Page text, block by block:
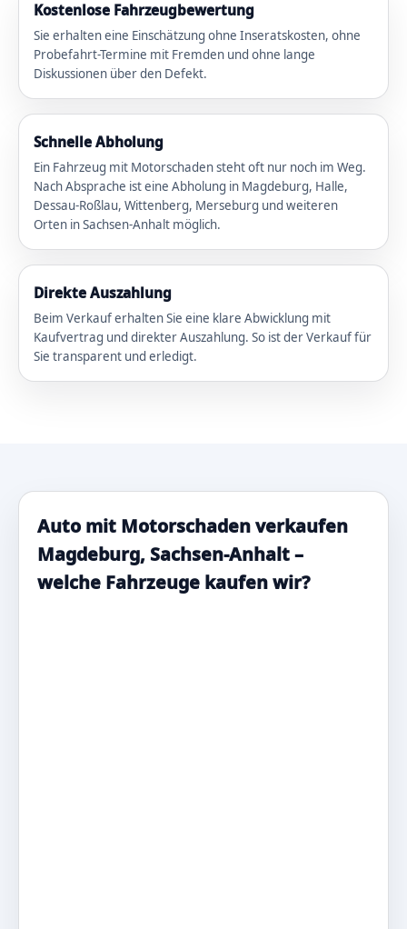
Kostenlose Fahrzeugbewertung
Sie erhalten eine Einschätzung ohne Inseratskosten, ohne
Probefahrt-Termine mit Fremden und ohne lange
Diskussionen über den Defekt.
Schnelle Abholung
Ein Fahrzeug mit Motorschaden steht oft nur noch im Weg.
Nach Absprache ist eine Abholung in Magdeburg, Halle,
Dessau-Roßlau, Wittenberg, Merseburg und weiteren
Orten in Sachsen-Anhalt möglich.
Direkte Auszahlung
Beim Verkauf erhalten Sie eine klare Abwicklung mit
Kaufvertrag und direkter Auszahlung. So ist der Verkauf für
Sie transparent und erledigt.
Auto mit Motorschaden verkaufen
Magdeburg, Sachsen-Anhalt –
welche Fahrzeuge kaufen wir?